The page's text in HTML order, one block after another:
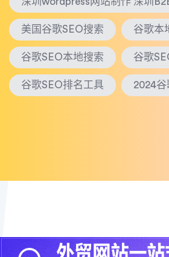
美国谷歌SEO搜索 谷歌本
谷歌SEO本地搜索 谷歌
谷歌SEO排名工具 2024谷